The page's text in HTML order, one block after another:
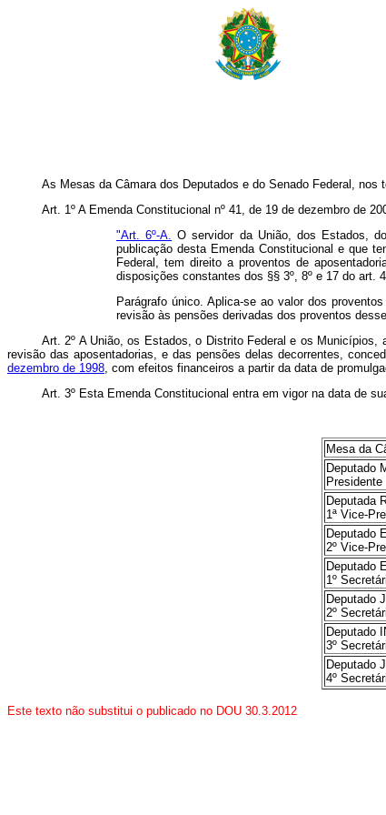
As Mesas da Câmara dos Deputados e do Senado Federal,
Art. 1º A Emenda Constitucional nº 41, de 19 de dezembro de
"Art. 6º-A. O servidor da União, dos Estados,
publicação desta Emenda Constitucional e que
Federal, tem direito a proventos de
disposições constantes dos §§ 3º, 8º e 17 do art.
Parágrafo único. Aplica-se ao valor dos
revisão às pensões derivadas dos proventos
Art. 2º A União, os Estados, o Distrito Federal e os
revisão das aposentadorias, e das pensões delas decorrentes,
dezembro de 1998, com efeitos financeiros a partir da data de
Art. 3º Esta Emenda Constitucional entra em vigor na data de
Mesa da
Deputado
Presidente
Deputada
1ª Vice-
Deputado
2º Vice-
Deputado
1º
Deputado
2º
Deputado
3º
Deputado
4º
Este texto não substitui o publicado no DOU 30.3.2012